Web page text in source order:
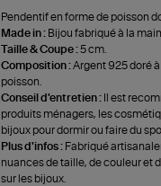
Pendentif en forme de poisson
Made in : Bijou fabriqué à la
Taille & Coupe :5 cm.
Composition :Argent 925 doré
poisson.
Conseil d'entretien :
Il est
produits ménagers, les
bijoux pour dormir ou faire du
Plus d'infos : Fabriqué
nuances de taille, de couleur et
sur les bijoux.